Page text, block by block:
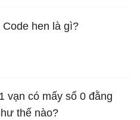
hen là gì?
vạn có mấy số 0 đằng
thế nào?